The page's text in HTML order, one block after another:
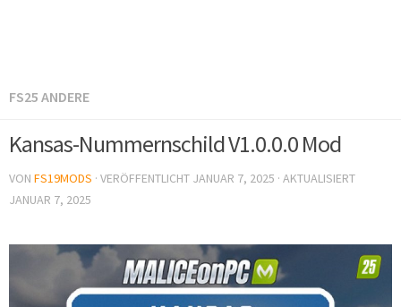
FS25 ANDERE
Kansas-Nummernschild V1.0.0.0 Mod
VON FS19MODS · VERÖFFENTLICHT JANUAR 7, 2025 · AKTUALISIERT
JANUAR 7, 2025